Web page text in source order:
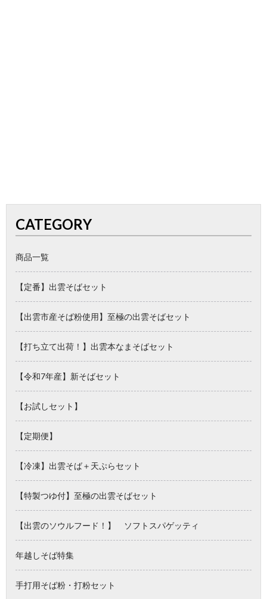
CATEGORY
商品一覧
【定番】出雲そばセット
【出雲市産そば粉使用】至極の出雲そばセット
【打ち立て出荷！】出雲本なまそばセット
【令和7年産】新そばセット
【お試しセット】
【定期便】
【冷凍】出雲そば＋天ぷらセット
【特製つゆ付】至極の出雲そばセット
【出雲のソウルフード！】 ソフトスパゲッティ
年越しそば特集
手打用そば粉・打粉セット